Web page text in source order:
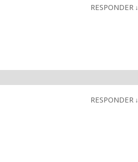
RESPONDER ↓
RESPONDER ↓